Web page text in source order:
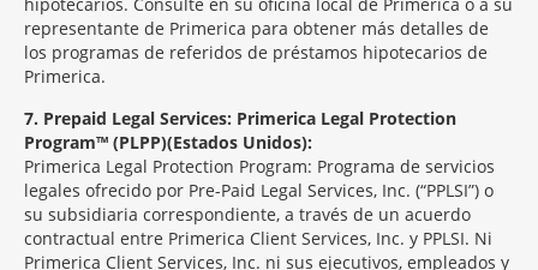
representante de Primerica para obtener más detalles de
los programas de referidos de préstamos hipotecarios de
Primerica.
7 Prepaid Legal Services: Primerica Legal Protection
Program™ (PLPP)(Estados Unidos):
Primerica Legal Protection Program: Programa de servicios
legales ofrecido por Pre-Paid Legal Services, Inc. (“PPLSI”) o
su subsidiaria correspondiente, a través de un acuerdo
contractual entre Primerica Client Services, Inc. y PPLSI. Ni
Primerica Client Services, Inc. ni sus ejecutivos, empleados y